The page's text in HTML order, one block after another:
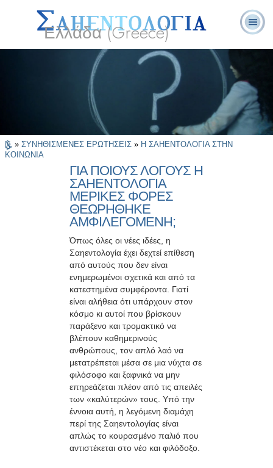
Ελλάδα (Greece)
Σαηεντολογία;
Εθελοντές
Λειτουργοί
Συχνές Ερωτήσεις
και Απαντήσεις
» ΣΥΝΗΘΙΣΜΕΝΕΣ ΕΡΩΤΗΣΕΙΣ » Η ΣΑΗΕΝΤΟΛΟΓΙΑ ΣΤΗΝ
ΚΟΙΝΩΝΙΑ
ΓΙΑ ΠΟΙΟΥΣ ΛΟΓΟΥΣ Η
ΣΑΗΕΝΤΟΛΟΓΙΑ
ΜΕΡΙΚΕΣ ΦΟΡΕΣ
ΘΕΩΡΗΘΗΚΕ
ΑΜΦΙΛΕΓΟΜΕΝΗ;
Όπως όλες οι νέες ιδέες, η
Σαηεντολογία έχει δεχτεί επίθεση
από αυτούς που δεν είναι
ενημερωμένοι σχετικά και από τα
κατεστημένα συμφέροντα. Γιατί
είναι αλήθεια ότι υπάρχουν στον
κόσμο κι αυτοί που βρίσκουν
παράξενο και τρομακτικό να
βλέπουν καθημερινούς
ανθρώπους, τον απλό λαό να
μετατρέπεται μέσα σε μια νύχτα σε
φιλόσοφο και ξαφνικά να μην
επηρεάζεται πλέον από τις απειλές
των «καλύτερών» τους. Υπό την
έννοια αυτή, η λεγόμενη διαμάχη
περί της Σαηεντολογίας είναι
απλώς το κουρασμένο παλιό που
αντιστέκεται στο νέο και φιλόδοξο.